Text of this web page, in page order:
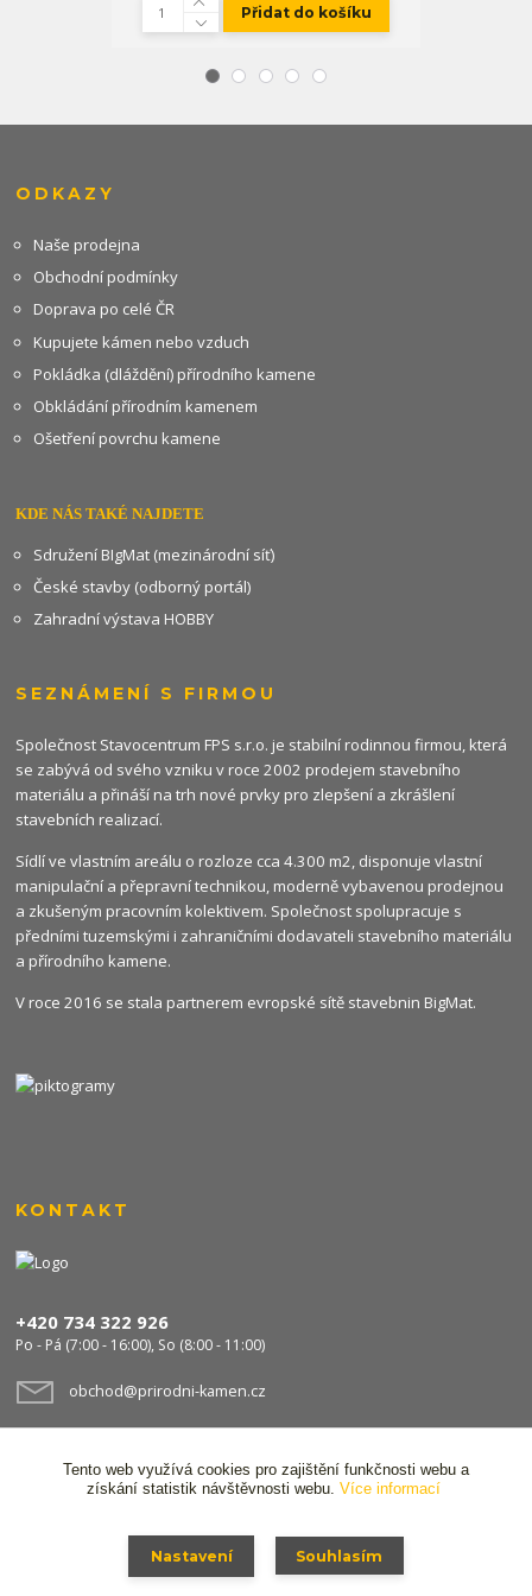
Přidat do košíku
ODKAZY
Naše prodejna
Obchodní podmínky
Doprava po celé ČR
Kupujete kámen nebo vzduch
Pokládka (dláždění) přírodního kamene
Obkládání přírodním kamenem
Ošetření povrchu kamene
KDE NÁS TAKÉ NAJDETE
Sdružení BIgMat (mezinárodní síť)
České stavby (odborný portál)
Zahradní výstava HOBBY
SEZNÁMENÍ S FIRMOU
Společnost Stavocentrum FPS s.r.o. je stabilní rodinnou firmou, která
se zabývá od svého vzniku v roce 2002 prodejem stavebního
materiálu a přináší na trh nové prvky pro zlepšení a zkrášlení
stavebních realizací.
Sídlí ve vlastním areálu o rozloze cca 4.300 m2, disponuje vlastní
manipulační a přepravní technikou, moderně vybavenou prodejnou
a zkušeným pracovním kolektivem. Společnost spolupracuje s
předními tuzemskými i zahraničními dodavateli stavebního materiálu
a přírodního kamene.
V roce 2016 se stala partnerem evropské sítě stavebnin BigMat.
KONTAKT
+420 734 322 926
Po - Pá (7:00 - 16:00), So (8:00 - 11:00)
obchod@prirodni-kamen.cz
© 2024 Stavocentrum FPS s.r.o. Všechna práva vyhrazena,
Tento web využívá cookies pro zajištění funkčnosti webu a
získání statistik návštěvnosti webu. Více informací
Nastavení Souhlasím